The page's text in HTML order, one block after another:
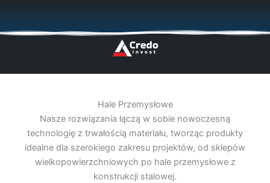
treści
Hale Przemysłowe
Nasze rozwiązania łączą w sobie nowoczesną
technologię z trwałością materiału, tworząc produkty
idealne dla szerokiego zakresu projektów, od sklepów
wielkopowierzchniowych po hale przemysłowe z
konstrukcji stalowej.